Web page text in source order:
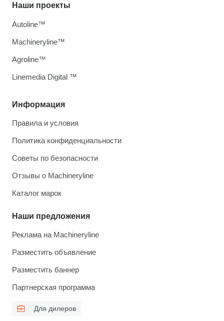
Информация
Правила и условия
Политика конфиденциальности
Советы по безопасности
Отзывы о Machineryline
Каталог марок
Наши предложения
Реклама на Machineryline
Разместить объявление
Разместить баннер
Партнерская программа
Для дилеров
Наши проекты
Autoline™
Machineryline™
Agroline™
Linemedia Digital ™